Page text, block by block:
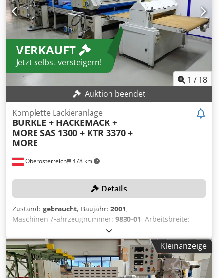
VERKAUFT
Jetzt selbst versteigern!
1 / 18
Auktion beendet
Oberösterreich 478 km
Komplette Lackieranlage
BURKLE + HACKEMACK +
MORE SAS 1300 + KTR 3370 +
MORE
Details
Zustand: gebraucht, Baujahr: 2001,
Maschinen-/Fahrzeugnummer: 9830-01, Arbeitsbreite:
, Walzendurchmesser:
Kennzeichnung, Kein Mindestpreis - garantierter Verkauf
zum höchsten Gebot! Die Abholung der Maschine muss
zwischen dem 10.06.26 und 30.06.26 erfolgen! Die
Lackieranlage besteht aus mehreren einzelnen Maschinen,
Kleinanzeige